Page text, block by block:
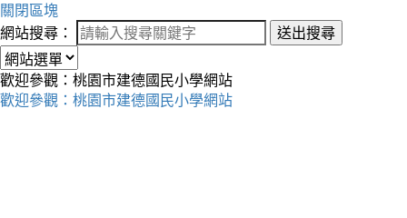
關閉區塊
網站搜尋：
送出搜尋
歡迎參觀：桃園市建德國民小學網站
歡迎參觀：桃園市建德國民小學網站